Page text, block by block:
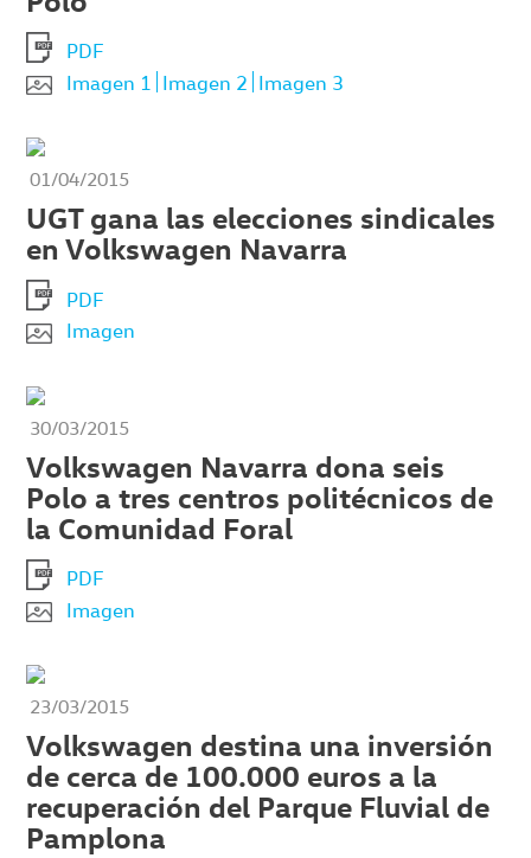
PDF
Imagen 1
Imagen 2 Imagen 3
01/04/2015
UGT gana las elecciones sindicales
en Volkswagen Navarra
PDF
Imagen
30/03/2015
Volkswagen Navarra dona seis
Polo a tres centros politécnicos de
la Comunidad Foral
PDF
Imagen
23/03/2015
Volkswagen destina una inversión
de cerca de 100.000 euros a la
recuperación del Parque Fluvial de
Pamplona